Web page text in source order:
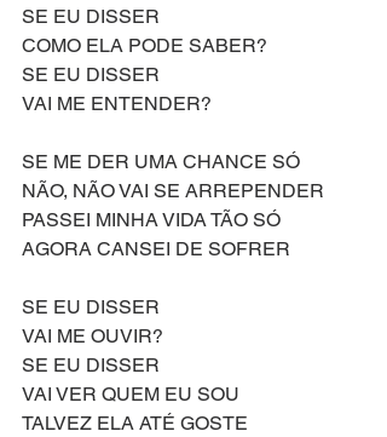
SE EU DISSER
COMO ELA PODE SABER?
SE EU DISSER
VAI ME ENTENDER?
SE ME DER UMA CHANCE SÓ
NÃO, NÃO VAI SE ARREPENDER
PASSEI MINHA VIDA TÃO SÓ
AGORA CANSEI DE SOFRER
SE EU DISSER
VAI ME OUVIR?
SE EU DISSER
VAI VER QUEM EU SOU
TALVEZ ELA ATÉ GOSTE